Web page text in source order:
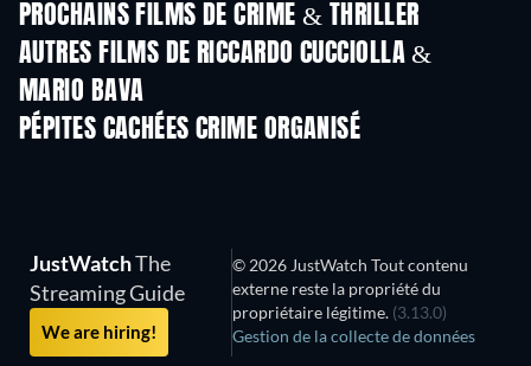
PROCHAINS FILMS DE CRIME & THRILLER
AUTRES FILMS DE RICCARDO CUCCIOLLA &
MARIO BAVA
PÉPITES CACHÉES CRIME ORGANISÉ
Série
JustWatchThe
Streaming Guide
We are hiring!
© 2026 JustWatch Tout contenu
externe reste la propriété du
propriétaire légitime. (3.13.0)
Gestion de la collecte de données